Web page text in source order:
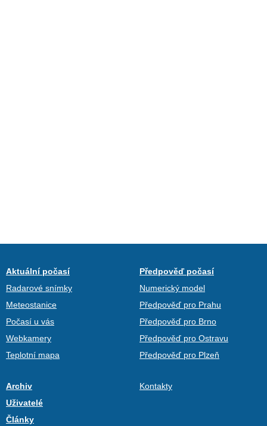
Aktuální počasí
Radarové snímky
Meteostanice
Počasí u vás
Webkamery
Teplotní mapa
Předpověď počasí
Numerický model
Předpověď pro Prahu
Předpověď pro Brno
Předpověď pro Ostravu
Předpověď pro Plzeň
Archiv
Uživatelé
Články
Kontakty